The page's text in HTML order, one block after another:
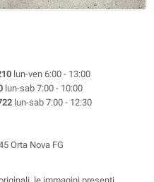
lun-ven 6:00 - 13:00
lun-sab 7:00 - 10:00
lun-sab 7:00 - 12:30
Orta Nova FG